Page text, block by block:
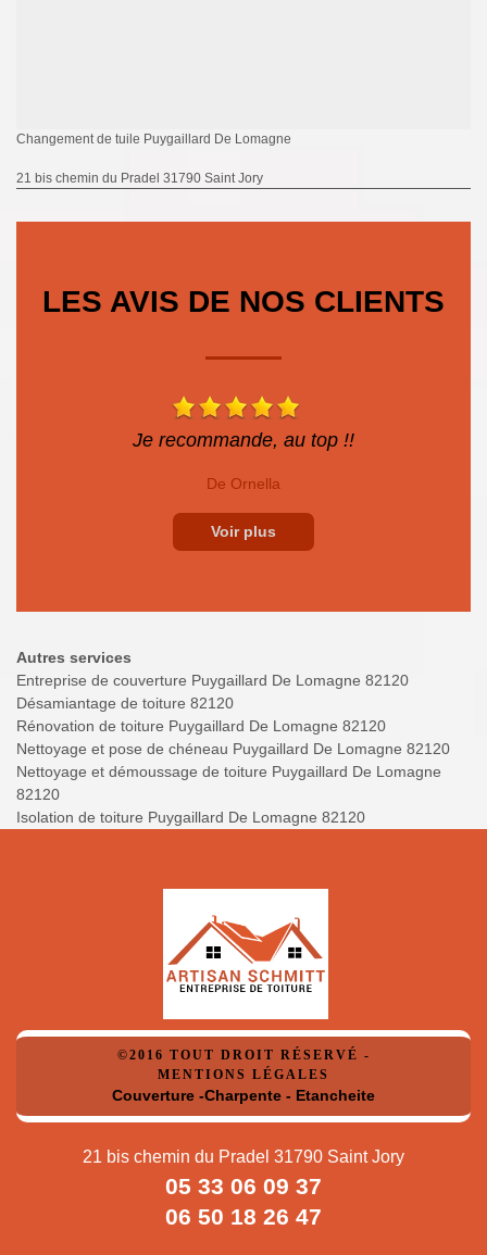
Changement de tuile Puygaillard De Lomagne
21 bis chemin du Pradel 31790 Saint Jory
LES AVIS DE NOS CLIENTS
Je recommande, au top !!
De Ornella
Voir plus
Autres services
Entreprise de couverture Puygaillard De Lomagne 82120
Désamiantage de toiture 82120
Rénovation de toiture Puygaillard De Lomagne 82120
Nettoyage et pose de chéneau Puygaillard De Lomagne 82120
Nettoyage et démoussage de toiture Puygaillard De Lomagne
82120
Isolation de toiture Puygaillard De Lomagne 82120
©2016 TOUT DROIT RÉSERVÉ -
MENTIONS LÉGALES
Couverture -Charpente - Etancheite
21 bis chemin du Pradel 31790 Saint Jory
05 33 06 09 37
06 50 18 26 47